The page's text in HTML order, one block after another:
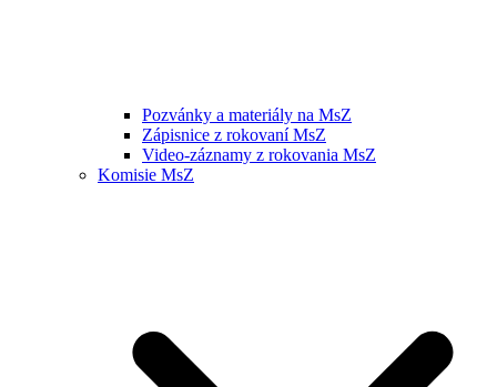
Pozvánky a materiály na MsZ
Zápisnice z rokovaní MsZ
Video-záznamy z rokovania MsZ
Komisie MsZ